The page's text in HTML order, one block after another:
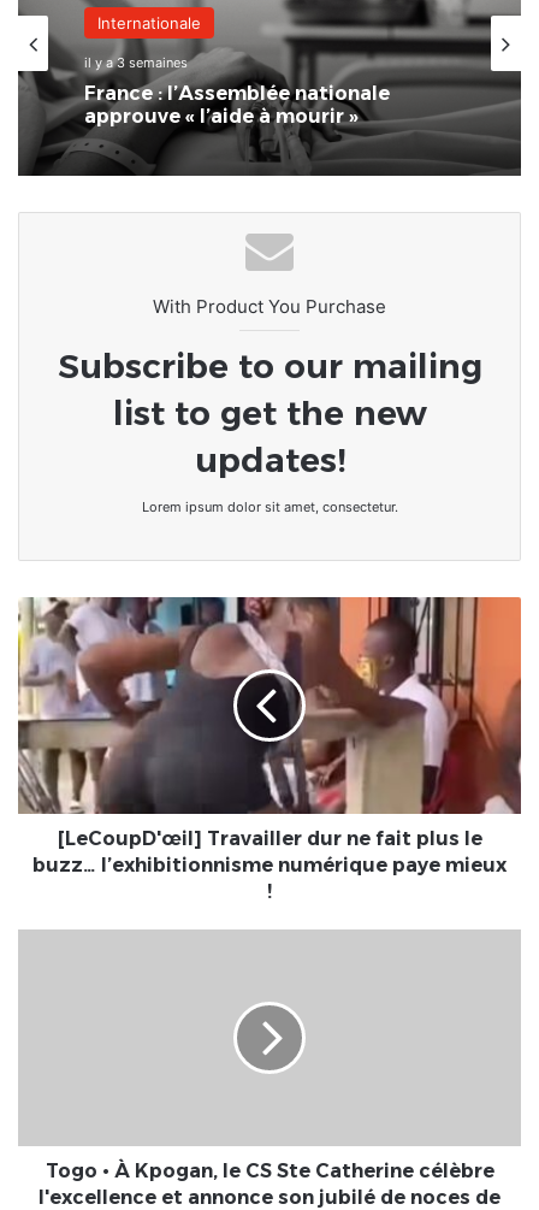
Internationale
il y a 3 semaines
France : l’Assemblée nationale
approuve « l’aide à mourir »
Économie
il y a 3 semaines
21ᵉ Foire Internationale de Lomé au
CETEF : Poursuite des réservations
et rappel des consignes de sécurité
With Product You Purchase
Subscribe to our mailing
list to get the new
updates!
Lorem ipsum dolor sit amet, consectetur.
[LeCoupD'œil]
Travailler
dur
ne
fait
plus
le
buzz…
l’exhibitionnisme
numérique
paye
[LeCoupD'œil] Travailler dur ne fait plus le
buzz… l’exhibitionnisme numérique paye mieux
!
l'excellence
Togo • À Kpogan, le CS Ste Catherine célèbre
l'excellence et annonce son jubilé de noces de